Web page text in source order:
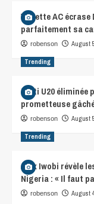
Violette AC écrase
parfaitement sa
robenson August
Trending
Haïti U20 éliminée
prometteuse
robenson August
Trending
Alex Iwobi révèle
Nigeria : « Il faut
robenson August